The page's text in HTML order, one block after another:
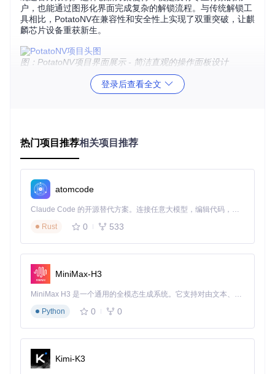
户，也能通过图形化界面完成复杂的解锁流程。与传统解锁工
具相比，PotatoNV在兼容性和安全性上实现了双重突破，让麒
麟芯片设备重获新生。
图：PotatoNV项目界面展示 - 简洁直观的操作面板设计
设备适配速查表：你的手机是否支持解锁
芯片系列 支持机型
Kirin 650/655
Kirin 950
⚠️ 注意：Kirin 710及更新芯片目前暂不支持，建议选择其
实战闯关指南：四步完成Bootloader解锁
准备解锁工具：打造你的专属解锁套件
软件环境：
PotatoNV最新版（通过
e.com/gh_mirrors/po/PotatoNV
登录后查看全文
热门项目推荐相关项目推荐
atomcode
Claude Code 的开源替代方案。连接任意大模型，编辑代码，运行命令，自动验证 — 全自动执行。用 Rust 构建，极致性能。 ｜ An open-source alternative to Claude Code. Connect any LLM, edit code, run commands, and verify changes — autonomously. Built in Rust for speed. Get Started
Rust
0 533
MiniMax-H3
MiniMax H3 是一个通用的全模态生成系统。它支持对由文本、图像、视频和音频组成的多模态上下文进行统一理解，并能生成分辨率高达 2K、时长可达 15 秒的带原生立体声音频的视频。得益于面向任务泛化的系统设计，H3 在预训练阶段就已具备广泛的多模态上下文理解与生成能力，能够出色地执行复杂的多模态指令。
Python
0 0
Kimi-K3